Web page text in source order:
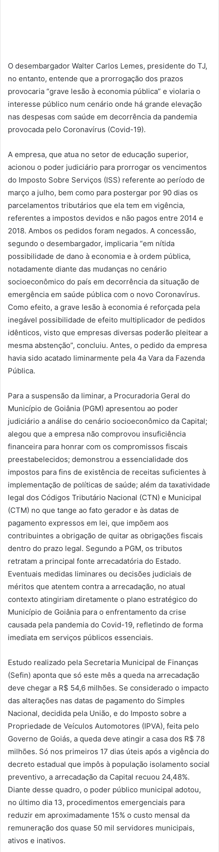
O desembargador Walter Carlos Lemes, presidente do TJ,
no entanto, entende que a prorrogação dos prazos
provocaria “grave lesão à economia pública” e violaria o
interesse público num cenário onde há grande elevação
nas despesas com saúde em decorrência da pandemia
provocada pelo Coronavírus (Covid-19).
A empresa, que atua no setor de educação superior,
acionou o poder judiciário para prorrogar os vencimentos
do Imposto Sobre Serviços (ISS) referente ao período de
março a julho, bem como para postergar por 90 dias os
parcelamentos tributários que ela tem em vigência,
referentes a impostos devidos e não pagos entre 2014 e
2018. Ambos os pedidos foram negados. A concessão,
segundo o desembargador, implicaria “em nítida
possibilidade de dano à economia e à ordem pública,
notadamente diante das mudanças no cenário
socioeconômico do país em decorrência da situação de
emergência em saúde pública com o novo Coronavírus.
Como efeito, a grave lesão à economia é reforçada pela
inegável possibilidade de efeito multiplicador de pedidos
idênticos, visto que empresas diversas poderão pleitear a
mesma abstenção”, concluiu. Antes, o pedido da empresa
havia sido acatado liminarmente pela 4a Vara da Fazenda
Pública.
Para a suspensão da liminar, a Procuradoria Geral do
Município de Goiânia (PGM) apresentou ao poder
judiciário a análise do cenário socioeconômico da Capital;
alegou que a empresa não comprovou insuficiência
financeira para honrar com os compromissos fiscais
preestabelecidos; demonstrou a essencialidade dos
impostos para fins de existência de receitas suficientes à
implementação de políticas de saúde; além da taxatividade
legal dos Códigos Tributário Nacional (CTN) e Municipal
(CTM) no que tange ao fato gerador e às datas de
pagamento expressos em lei, que impõem aos
contribuintes a obrigação de quitar as obrigações fiscais
dentro do prazo legal. Segundo a PGM, os tributos
retratam a principal fonte arrecadatória do Estado.
Eventuais medidas liminares ou decisões judiciais de
méritos que atentem contra a arrecadação, no atual
contexto atingiriam diretamente o plano estratégico do
Município de Goiânia para o enfrentamento da crise
causada pela pandemia do Covid-19, refletindo de forma
imediata em serviços públicos essenciais.
Estudo realizado pela Secretaria Municipal de Finanças
(Sefin) aponta que só este mês a queda na arrecadação
deve chegar a R$ 54,6 milhões. Se considerado o impacto
das alterações nas datas de pagamento do Simples
Nacional, decidida pela União, e do Imposto sobre a
Propriedade de Veículos Automotores (IPVA), feita pelo
Governo de Goiás, a queda deve atingir a casa dos R$ 78
milhões. Só nos primeiros 17 dias úteis após a vigência do
decreto estadual que impôs à população isolamento social
preventivo, a arrecadação da Capital recuou 24,48%.
Diante desse quadro, o poder público municipal adotou,
no último dia 13, procedimentos emergenciais para
reduzir em aproximadamente 15% o custo mensal da
remuneração dos quase 50 mil servidores municipais,
ativos e inativos.